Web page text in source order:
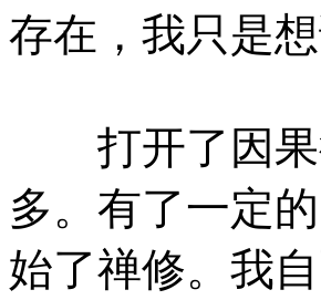
存在，我只是
打开了因果
多。有了一定
始了禅修。我